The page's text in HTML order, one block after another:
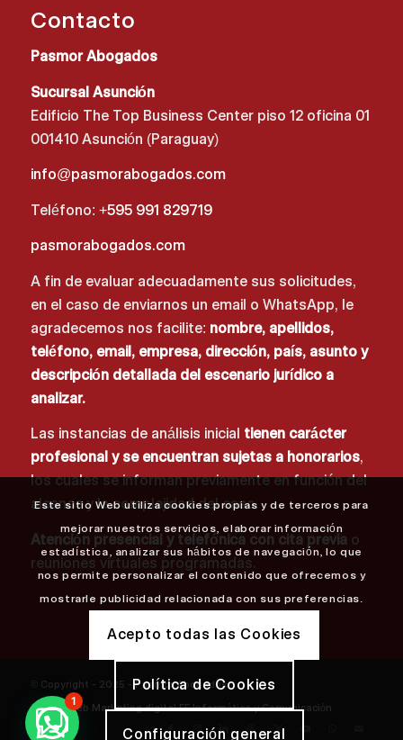
Contacto
Pasmor Abogados
Sucursal Asunción
Edificio The Top Business Center piso 12 oficina 01
001410 Asunción (Paraguay)
info@pasmorabogados.com
Teléfono: +595 991 829719
pasmorabogados.com
A fin de evaluar adecuadamente sus solicitudes,
en el caso de enviarnos un email o WhatsApp, le
agradecemos nos facilite: nombre, apellidos,
teléfono, email, empresa, dirección, país, asunto y
descripción detallada del escenario jurídico a
analizar.
Las instancias de análisis inicial tienen carácter
profesional y se encuentran sujetas a honorarios,
los cuales se informan previamente en función del
alcance y la complejidad del caso.
Atención presencial y telefónica con cita previa o
reuniones virtuales programadas.
© Copyright - 2025 - Pasmor Abogados
Diseño Web Marketing digitalFF Informática y Comunicación
Este sitio Web utiliza cookies propias y de terceros para
mejorar nuestros servicios, elaborar información
estadística, analizar sus hábitos de navegación, lo que
nos permite personalizar el contenido que ofrecemos y
mostrarle publicidad relacionada con sus preferencias.
Acepto todas las Cookies
Política de Cookies
Configuración general
1